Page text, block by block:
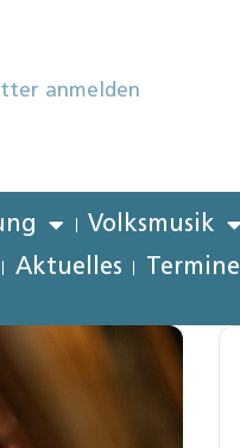
anmelden
Volksmusik
Aktuelles Termine